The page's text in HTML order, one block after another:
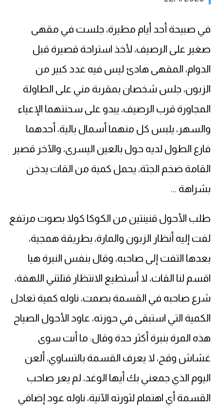
في صبيحة أحد أيام مطيرة، جلست في مقهى
صغير على الرصيف، لأخذ استراحة قصيرة قبل
الدوام، المقهى هادئ ليس فيه عدد كبير من
الزبون، جلس شخصان بمقربة مني على الطاولة
المجاورة قرب الرصيف، يبدو على سحنتهما الإعياء
والسهر، يلبس كل منهما أسمال بالية، أحدهما
فارع الطول لديه حول بالعين اليسرى، والآخر قصير
القامة ضخم الجثة، يحمل كمية من القات يدخن
بشراهة ...
طلب الأحول قنينتين من الكوكا كولا بصوت مرتفع
لفت إليه أنظار الزبون والمارة، بطريقة همجية،
بعدها التفت إلى صاحبه، وقال بنفس النبرة هيا
اقسم لنا القات، لا أستطيع الانتظار قتلتني اللهفة،
شرع صاحبه في القسمة بصمت، ناوله كمية تعادل
الكمية التي استبقى في حوزته، عاود الأحول الصياح
هذه المرة بنبرة أكثر حدة وقال: ما أنت سوى
غشاش وقح، لا يعرف القسمة بالتساوي، ألعن
اليوم الذي جمعني بك أيها الوغد، لم يعر صاحب
القسمة أي اهتمام لثورته الآنية، ناوله عود إضافي